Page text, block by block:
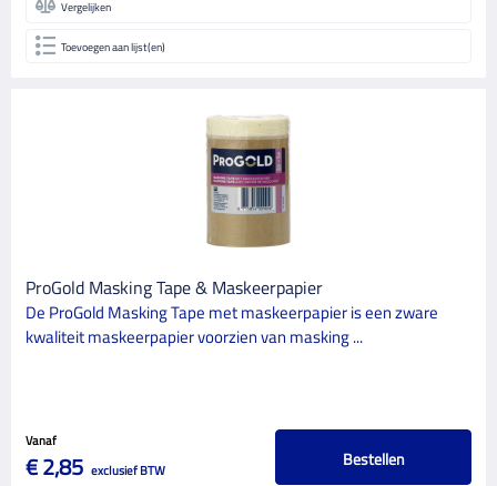
Vergelijken
Toevoegen aan lijst(en)
ProGold Masking Tape & Maskeerpapier
De ProGold Masking Tape met maskeerpapier is een zware
kwaliteit maskeerpapier voorzien van masking ...
Vanaf
€ 2,85 exclusief BTW Bestellen